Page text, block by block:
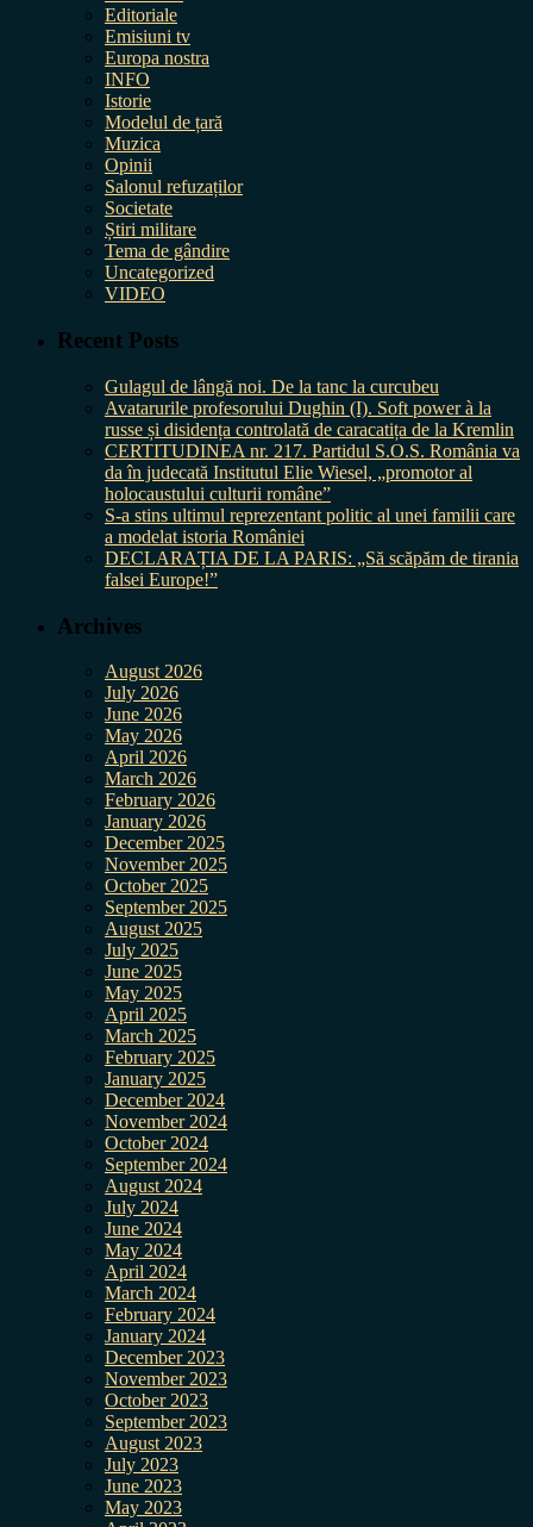
Editoriale
Emisiuni tv
Europa nostra
INFO
Istorie
Modelul de țară
Muzica
Opinii
Salonul refuzaților
Societate
Știri militare
Tema de gândire
Uncategorized
VIDEO
Recent Posts
Gulagul de lângă noi. De la tanc la curcubeu
Avatarurile profesorului Dughin (I). Soft power à la
russe și disidența controlată de caracatița de la Kremlin
CERTITUDINEA nr. 217. Partidul S.O.S. România va
da în judecată Institutul Elie Wiesel, „promotor al
holocaustului culturii române”
S-a stins ultimul reprezentant politic al unei familii care
a modelat istoria României
DECLARAȚIA DE LA PARIS: „Să scăpăm de tirania
falsei Europe!”
Archives
August 2026
July 2026
June 2026
May 2026
April 2026
March 2026
February 2026
January 2026
December 2025
November 2025
October 2025
September 2025
August 2025
July 2025
June 2025
May 2025
April 2025
March 2025
February 2025
January 2025
December 2024
November 2024
October 2024
September 2024
August 2024
July 2024
June 2024
May 2024
April 2024
March 2024
February 2024
January 2024
December 2023
November 2023
October 2023
September 2023
August 2023
July 2023
June 2023
May 2023